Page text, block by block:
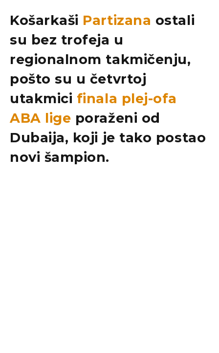
Košarkaši Partizana ostali
su bez trofeja u
regionalnom takmičenju,
pošto su u četvrtoj
utakmici finala plej-ofa
ABA lige poraženi od
Dubaija, koji je tako postao
novi šampion.